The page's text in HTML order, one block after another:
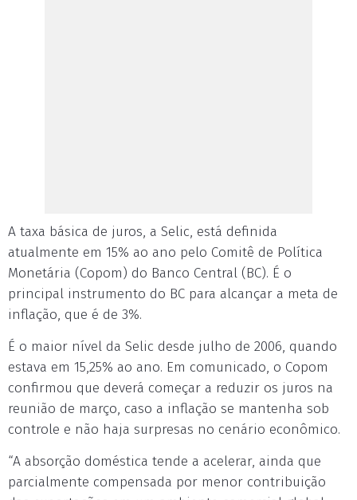
A taxa básica de juros, a Selic, está definida
atualmente em 15% ao ano pelo Comitê de Política
Monetária (Copom) do Banco Central (BC). É o
principal instrumento do BC para alcançar a meta de
inflação, que é de 3%.
É o maior nível da Selic desde julho de 2006, quando
estava em 15,25% ao ano. Em comunicado, o Copom
confirmou que deverá começar a reduzir os juros na
reunião de março, caso a inflação se mantenha sob
controle e não haja surpresas no cenário econômico.
“A absorção doméstica tende a acelerar, ainda que
parcialmente compensada por menor contribuição